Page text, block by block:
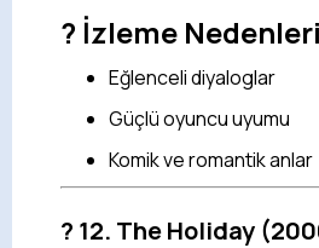
? İzleme Nedenleri
Eğlenceli diyaloglar
Güçlü oyuncu uyumu
Komik ve romantik anlar
? 12. The Holiday